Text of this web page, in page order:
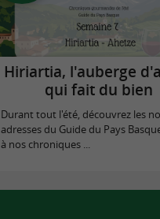
Hiriartia, l'auberge
qui fait du bien
Durant tout l'été, découvrez les
adresses du Guide du Pays
à nos chroniques ...